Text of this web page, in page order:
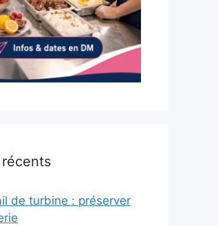
de turbine : préserver